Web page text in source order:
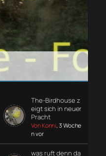
The-Birdhouse z
eigt sich in neuer
Pracht
Von Konni, 3 Woche
n vor
was ruft denn da